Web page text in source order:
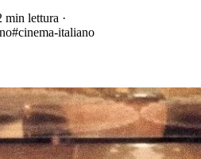
min lettura ·
#cinema-italiano